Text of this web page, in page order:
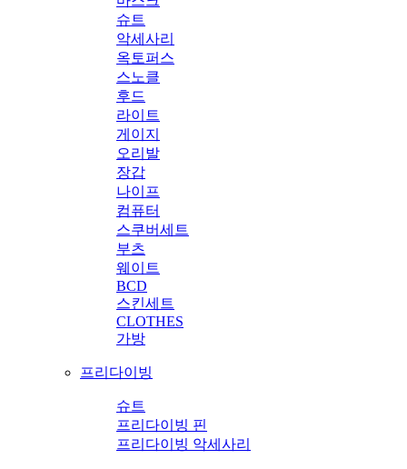
슈트
악세사리
옥토퍼스
스노클
후드
라이트
게이지
오리발
장갑
나이프
컴퓨터
스쿠버세트
부츠
웨이트
BCD
스킨세트
CLOTHES
가방
프리다이빙
슈트
프리다이빙 핀
프리다이빙 악세사리